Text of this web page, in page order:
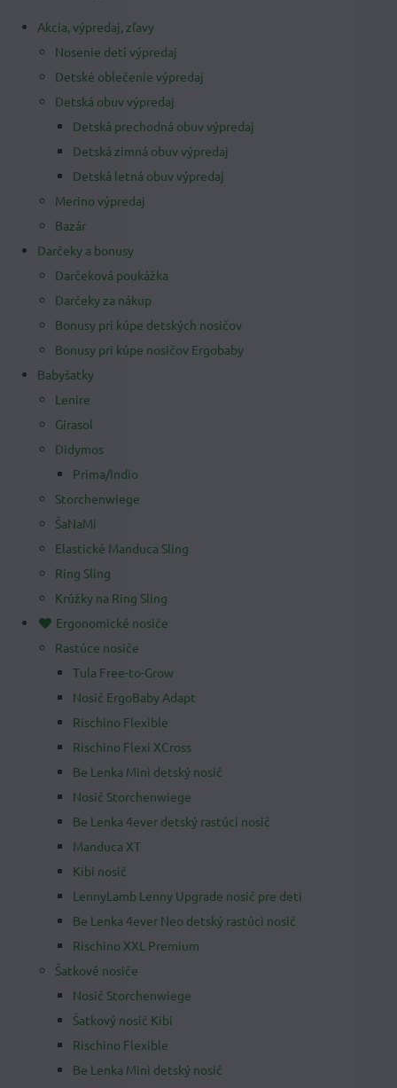
Akcia, výpredaj, zľavy
Nosenie detí výpredaj
Detské oblečenie výpredaj
Detská obuv výpredaj
Detská prechodná obuv výpredaj
Detská zimná obuv výpredaj
Detská letná obuv výpredaj
Merino výpredaj
Bazár
Darčeky a bonusy
Darčeková poukážka
Darčeky za nákup
Bonusy pri kúpe detských nosičov
Bonusy pri kúpe nosičov Ergobaby
Babyšatky
Lenire
Girasol
Didymos
Prima/Indio
Storchenwiege
ŠaNaMi
Elastické Manduca Sling
Ring Sling
Krúžky na Ring Sling
Ergonomické nosiče
Rastúce nosiče
Tula Free-to-Grow
Nosič ErgoBaby Adapt
Rischino Flexible
Rischino Flexi XCross
Be Lenka Mini detský nosič
Nosič Storchenwiege
Be Lenka 4ever detský rastúci nosič
Manduca XT
Kibi nosič
LennyLamb Lenny Upgrade nosič pre deti
Be Lenka 4ever Neo detský rastúci nosič
Rischino XXL Premium
Šatkové nosiče
Nosič Storchenwiege
Šatkový nosič Kibi
Rischino Flexible
Be Lenka Mini detský nosič